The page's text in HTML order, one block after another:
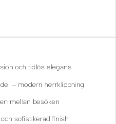
och tidlös elegans
– modern herrklippning
mellan besöken
sofistikerad finish